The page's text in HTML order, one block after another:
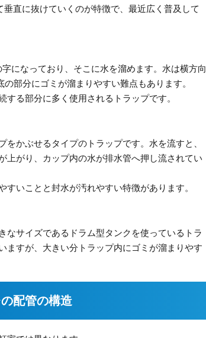
直に抜けていくのが特徴で、最近広く普及して
になっており、そこに水を溜めます。水は横方向
部分にゴミが溜まりやすい難点もあります。
る部分に多く使用されるトラップです。
かぶせるタイプのトラップです。水を流すと、
上がり、カップ内の水が排水管へ押し流されてい
いことと封水が汚れやすい特徴があります。
なサイズであるドラム型タンクを使っているトラ
ますが、大きい分トラップ内にゴミが溜まりやす
配管の構造